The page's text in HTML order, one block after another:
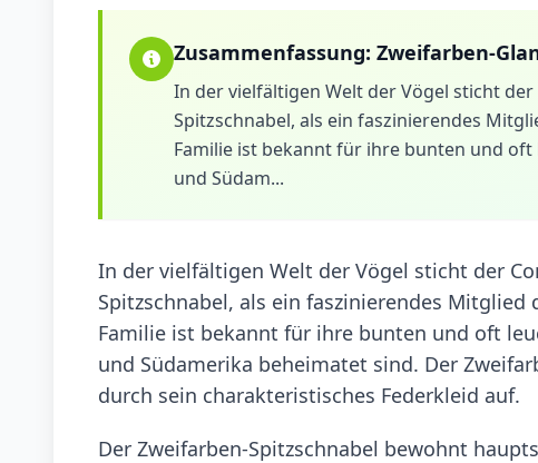
Zusammenfassung: Zweifarben-
In der vielfältigen Welt der Vögel sticht
Spitzschnabel, als ein faszinierendes
Familie ist bekannt für ihre bunten und
und Südam...
In der vielfältigen Welt der Vögel sticht der
Spitzschnabel, als ein faszinierendes Mitglied
Familie ist bekannt für ihre bunten und oft
und Südamerika beheimatet sind. Der
durch sein charakteristisches Federkleid auf.
Der Zweifarben-Spitzschnabel bewohnt